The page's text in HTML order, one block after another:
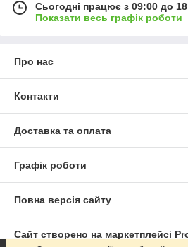
Сьогодні працює з 09:00 до
Показати весь графік роботи
Про нас
Контакти
Доставка та оплата
Графік роботи
Повна версія сайту
Сайт створено на маркетплейсі